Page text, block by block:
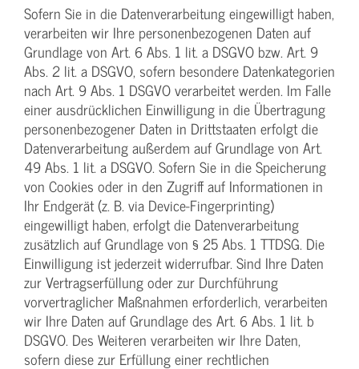
Sofern Sie in die Datenverarbeitung eingewilligt haben,
verarbeiten wir Ihre personenbezogenen Daten auf
Grundlage von Art. 6 Abs. 1 lit. a DSGVO bzw. Art. 9
Abs. 2 lit. a DSGVO, sofern besondere Datenkategorien
nach Art. 9 Abs. 1 DSGVO verarbeitet werden. Im Falle
einer ausdrücklichen Einwilligung in die Übertragung
personenbezogener Daten in Drittstaaten erfolgt die
Datenverarbeitung außerdem auf Grundlage von Art.
49 Abs. 1 lit. a DSGVO. Sofern Sie in die Speicherung
von Cookies oder in den Zugriff auf Informationen in
Ihr Endgerät (z. B. via Device-Fingerprinting)
eingewilligt haben, erfolgt die Datenverarbeitung
zusätzlich auf Grundlage von § 25 Abs. 1 TTDSG. Die
Einwilligung ist jederzeit widerrufbar. Sind Ihre Daten
zur Vertragserfüllung oder zur Durchführung
vorvertraglicher Maßnahmen erforderlich, verarbeiten
wir Ihre Daten auf Grundlage des Art. 6 Abs. 1 lit. b
DSGVO. Des Weiteren verarbeiten wir Ihre Daten,
sofern diese zur Erfüllung einer rechtlichen